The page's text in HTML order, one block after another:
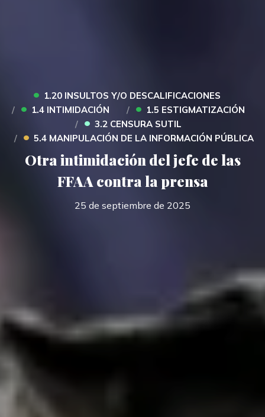
• 1.20 INSULTOS Y/O DESCALIFICACIONES
• 1.4 INTIMIDACIÓN • 1.5 ESTIGMATIZACIÓN
• 3.2 CENSURA SUTIL
• 5.4 MANIPULACIÓN DE LA INFORMACIÓN PÚBLICA
Otra intimidación del jefe de las
FFAA contra la prensa
25 de septiembre de 2025